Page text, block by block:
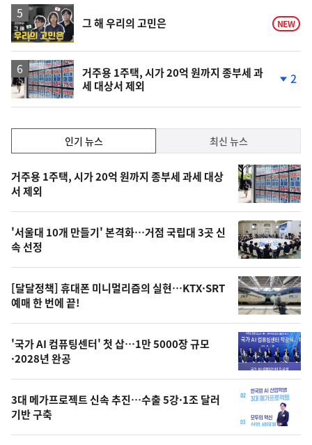
승
영
상
그 해 우리의 고민은 NEW
거주용 1주택, 시가 20억 원까지 종부세 과
세 대상서 제외
계
락
2
기,
최
신,
오
늘
의
영
상
오
늘
의
사
진
인기 뉴스 최신 뉴스
기
뉴
스
거주용 1주택, 시가 20억 원까지 종부세 과세 대상
서 제외
'서울대 10개 만들기' 본격화…거점 국립대 3곳 신
속 선정
[달달정책] 휴대폰 미니멀리즘의 실현…KTX·SRT
예매 한 번에 끝!
'국가 AI 컴퓨팅센터' 첫 삽…1만 5000장 규모
·2028년 완공
3대 메가프로젝트 신속 추진…수출 5강·1조 달러
기반 구축